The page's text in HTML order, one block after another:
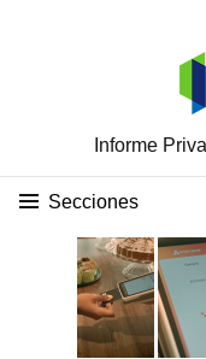
Informe
Secciones